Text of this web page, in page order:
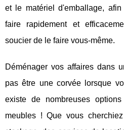
et le matériel d'emballage,
faire rapidement et
soucier de le faire vous-même.
Déménager vos affaires dans
pas être une corvée lorsque
existe de nombreuses
meubles ! Que vous